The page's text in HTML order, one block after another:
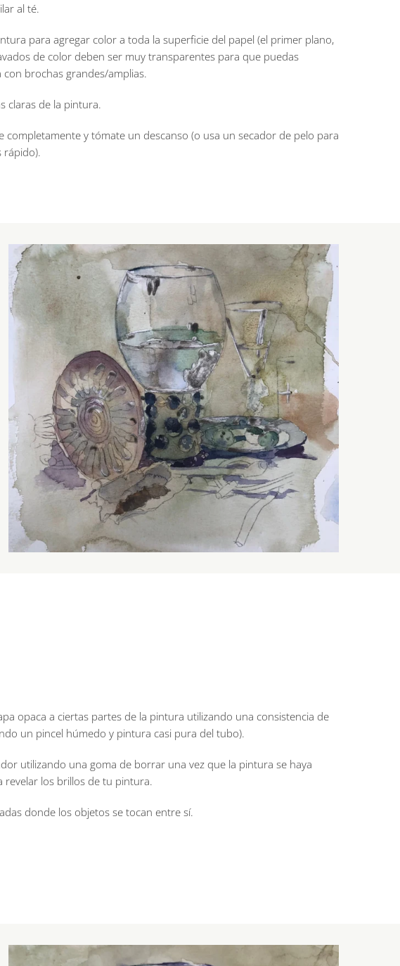
al té.
para agregar color a toda la superficie del papel (el primer plano,
de color deben ser muy transparentes para que puedas
brochas grandes/amplias.
claras de la pintura.
completamente y tómate un descanso (o usa un secador de pelo para
rápido).
opaca a ciertas partes de la pintura utilizando una consistencia de
un pincel húmedo y pintura casi pura del tubo).
utilizando una goma de borrar una vez que la pintura se haya
revelar los brillos de tu pintura.
donde los objetos se tocan entre sí.